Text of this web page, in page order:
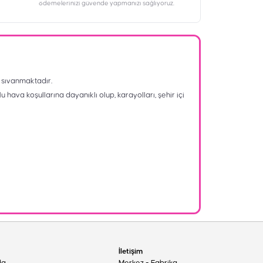
ödemelerinizi güvende yapmanızı sağlıyoruz.
koşullarına dayanıklı olup, karayolları, şehir içi
İletişim